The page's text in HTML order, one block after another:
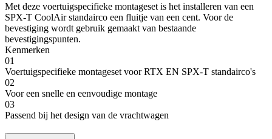
Met deze voertuigspecifieke montageset is het installeren van een
SPX-T CoolAir standairco een fluitje van een cent. Voor de
bevestiging wordt gebruik gemaakt van bestaande
bevestigingspunten.
Kenmerken
01
Voertuigspecifieke montageset voor RTX EN SPX-T standairco's
02
Voor een snelle en eenvoudige montage
03
Passend bij het design van de vrachtwagen